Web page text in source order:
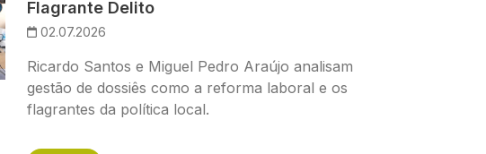
Flagrante Delito
02.07.2026
Ricardo Santos e Miguel Pedro Araújo analisam
gestão de dossiês como a reforma laboral e os
flagrantes da política local.